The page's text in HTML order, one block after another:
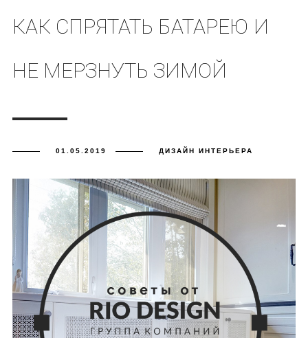
КАК СПРЯТАТЬ БАТАРЕЮ И
НЕ МЕРЗНУТЬ ЗИМОЙ
01.05.2019 ДИЗАЙН ИНТЕРЬЕРА